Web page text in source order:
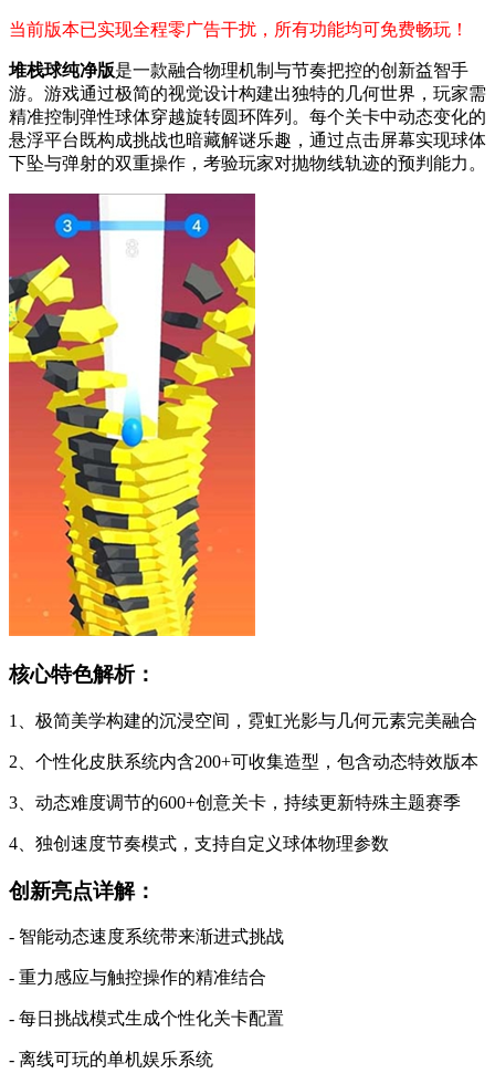
当前版本已实现全程零广告干扰，所有功能均可免费畅玩！
堆栈球纯净版是一款融合物理机制与节奏把控的创新益智手
游。游戏通过极简的视觉设计构建出独特的几何世界，玩家需
精准控制弹性球体穿越旋转圆环阵列。每个关卡中动态变化的
悬浮平台既构成挑战也暗藏解谜乐趣，通过点击屏幕实现球体
下坠与弹射的双重操作，考验玩家对抛物线轨迹的预判能力。
核心特色解析：
1、极简美学构建的沉浸空间，霓虹光影与几何元素完美融合
2、个性化皮肤系统内含200+可收集造型，包含动态特效版本
3、动态难度调节的600+创意关卡，持续更新特殊主题赛季
4、独创速度节奏模式，支持自定义球体物理参数
创新亮点详解：
- 智能动态速度系统带来渐进式挑战
- 重力感应与触控操作的精准结合
- 每日挑战模式生成个性化关卡配置
- 离线可玩的单机娱乐系统